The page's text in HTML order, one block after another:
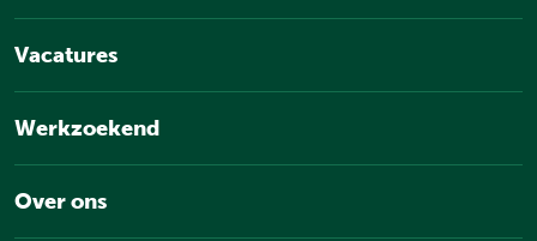
Vacatures
Werkzoekend
Over ons